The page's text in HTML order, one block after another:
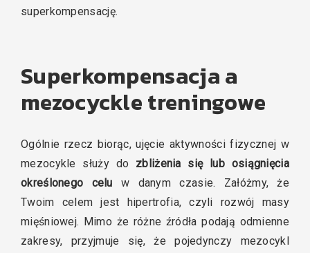
superkompensację.
Superkompensacja a
mezocyckle treningowe
Ogólnie rzecz biorąc, ujęcie aktywności fizycznej w
mezocykle służy do zbliżenia się lub osiągnięcia
określonego celu w danym czasie. Załóżmy, że
Twoim celem jest hipertrofia, czyli rozwój masy
mięśniowej. Mimo że różne źródła podają odmienne
zakresy, przyjmuje się, że pojedynczy mezocykl